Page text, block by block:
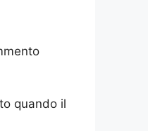
quando il